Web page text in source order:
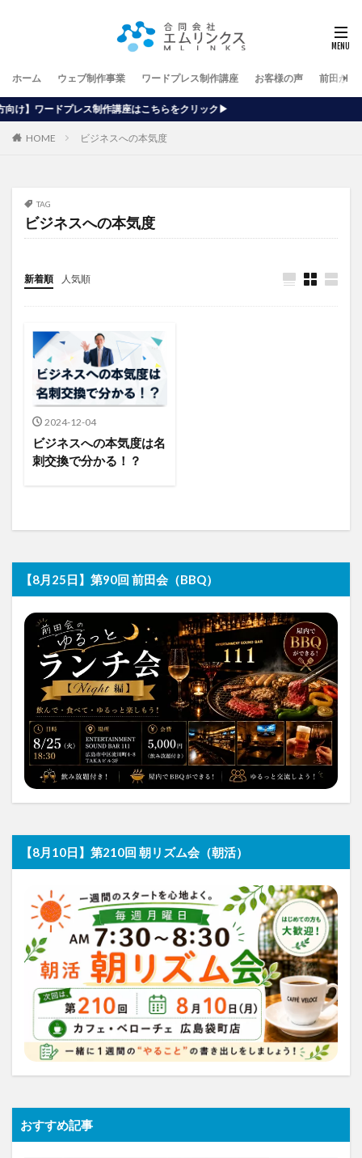
ホーム ウェブ制作事業 ワードプレス制作講座 お客様の声 前田が行
作講座はこちらをクリック▶
HOME ビジネスへの本気度
TAG
ビジネスへの本気度
新着順 人気順
2024-12-04
ビジネスへの本気度は名
刺交換で分かる！？
【8月25日】第90回 前田会（BBQ）
【8月10日】第210回 朝リズム会（朝活）
おすすめ記事